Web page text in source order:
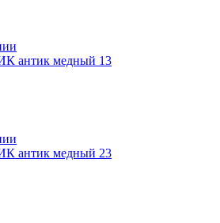
антик медный 13
антик медный 23